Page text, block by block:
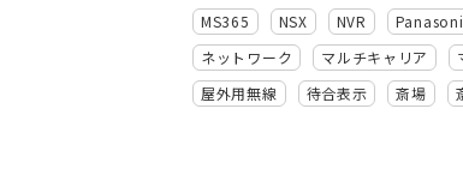
MS365
NSX NVR
ネットワーク
マルチキャリア
屋外用無線
待合表示 斎場